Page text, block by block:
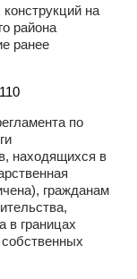
на
района
ранее
по
находящихся в
гражданам
в границах